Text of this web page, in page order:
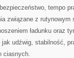
tempo
związane z rutynowym
ładunku oraz
udźwig, stabilność,
ciasnych.